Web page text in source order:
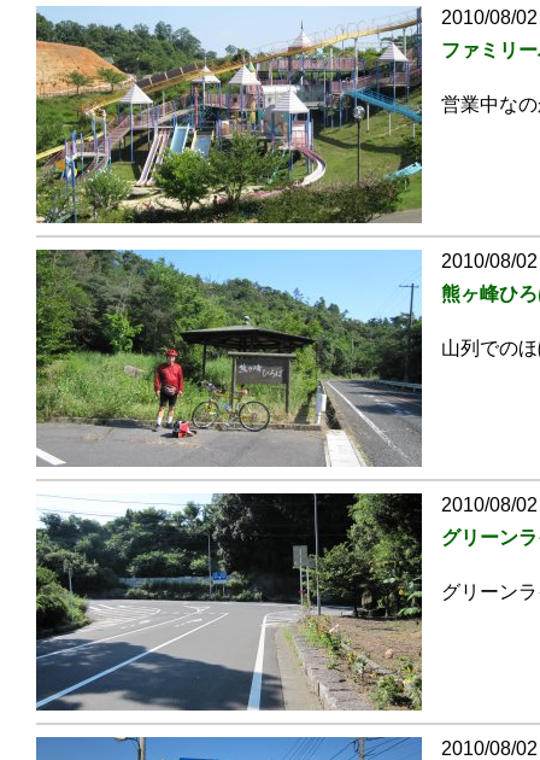
2010/08/
ファミリ
営業中な
2010/08/
熊ヶ峰ひ
山列での
2010/08/
グリーン
グリーン
2010/08/